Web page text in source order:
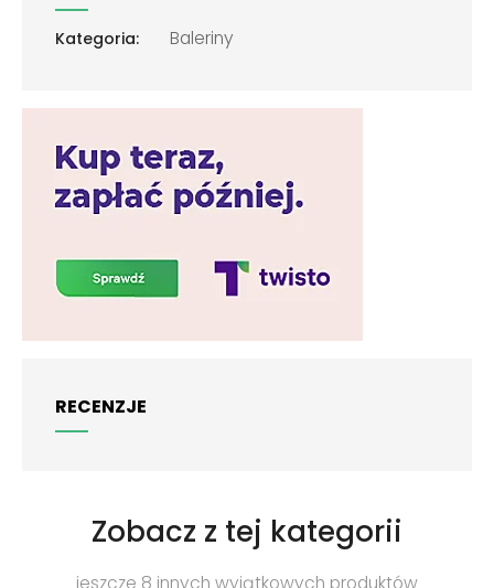
Kategoria: Baleriny
RECENZJE
Zobacz z tej kategorii
jeszcze 8 innych wyjątkowych produktów